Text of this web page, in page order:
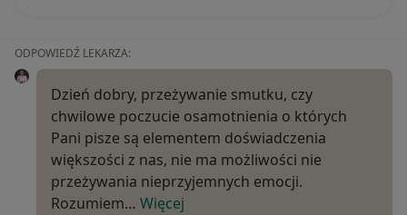
ODPOWIEDŹ LEKARZA:
Dzień dobry, przeżywanie smutku, czy
chwilowe poczucie osamotnienia o których
Pani pisze są elementem doświadczenia
większości z nas, nie ma możliwości nie
przeżywania nieprzyjemnych emocji.
Rozumiem… Więcej